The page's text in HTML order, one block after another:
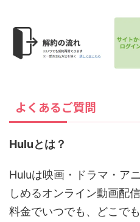
よくあるご質問
Huluとは？
Huluは映画・ドラマ・ア
しめるオンライン動画配
料金でいつでも、どこで